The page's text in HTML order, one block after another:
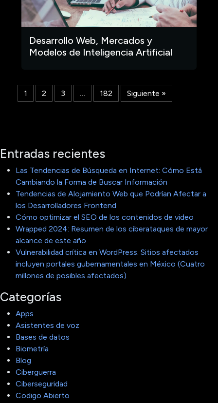
Desarrollo Web, Mercados y
Modelos de Inteligencia Artificial
1 2 3 … 182 Siguiente »
Entradas recientes
Las Tendencias de Búsqueda en Internet: Cómo Está
Cambiando la Forma de Buscar Información
Tendencias de Alojamiento Web que Podrían Afectar a
los Desarrolladores Frontend
Cómo optimizar el SEO de los contenidos de video
Wrapped 2024: Resumen de los ciberataques de mayor
alcance de este año
Vulnerabilidad crítica en WordPress. Sitios afectados
incluyen portales gubernamentales en México (Cuatro
millones de posibles afectados)
Categorías
Apps
Asistentes de voz
Bases de datos
Biometría
Blog
Ciberguerra
Ciberseguridad
Codigo Abierto